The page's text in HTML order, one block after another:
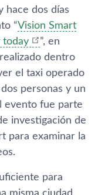
hace dos días
“Vision Smart
today
”, en
dentro
el taxi operado
personas y un
evento fue parte
investigación de
para examinar la
para